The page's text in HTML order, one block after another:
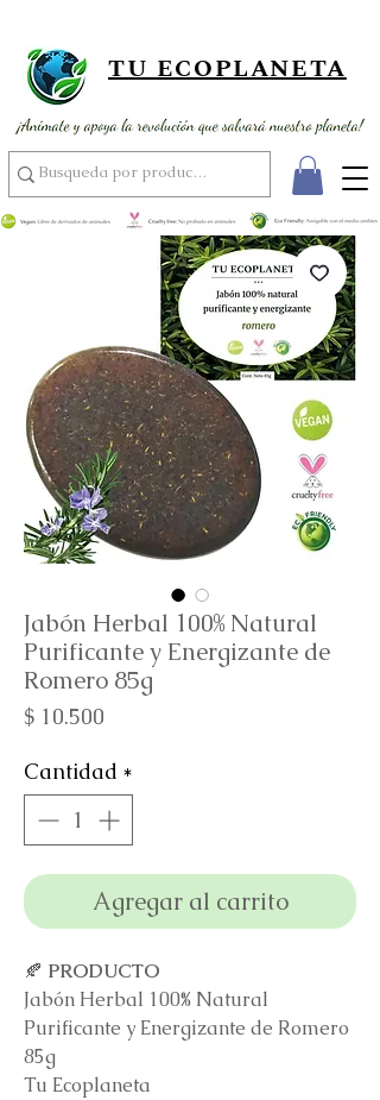
TU ECOPLANETA
Jabón Herbal 100% Natural
Purificante y Energizante de
Romero 85g
$ 10.500
Cantidad *
Agregar al carrito
🍂 PRODUCTO
Jabón Herbal 100% Natural
Purificante y Energizante de Romero
85g
Tu Ecoplaneta